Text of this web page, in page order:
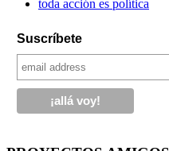
toda acción es política
Suscríbete